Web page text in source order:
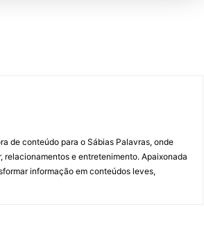
de conteúdo para o Sábias Palavras, onde
e entretenimento. Apaixonada
informação em conteúdos leves,